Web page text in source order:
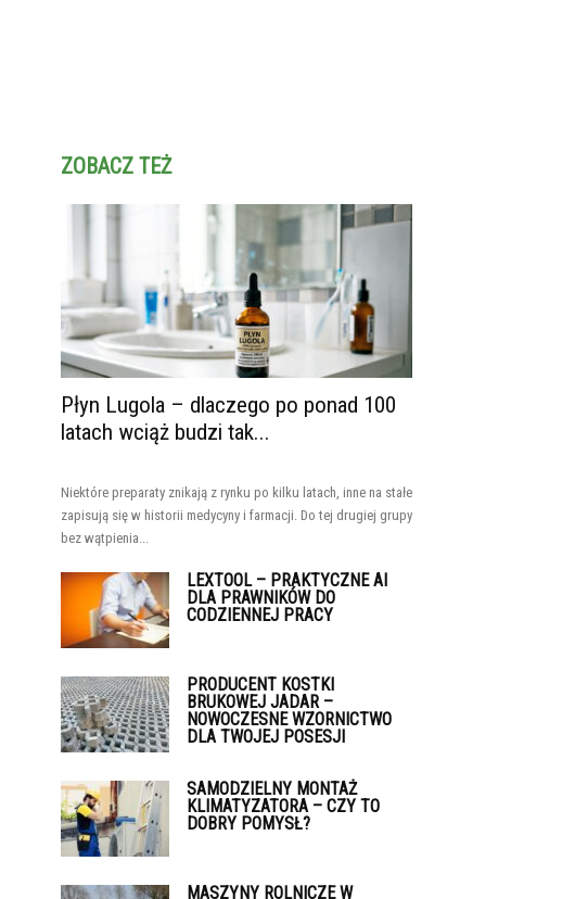
ZOBACZ TEŻ
Płyn Lugola – dlaczego po ponad 100
latach wciąż budzi tak...
Niektóre preparaty znikają z rynku po kilku latach, inne na stałe
zapisują się w historii medycyny i farmacji. Do tej drugiej grupy
bez wątpienia...
LEXTOOL – PRAKTYCZNE AI
DLA PRAWNIKÓW DO
CODZIENNEJ PRACY
PRODUCENT KOSTKI
BRUKOWEJ JADAR –
NOWOCZESNE WZORNICTWO
DLA TWOJEJ POSESJI
SAMODZIELNY MONTAŻ
KLIMATYZATORA – CZY TO
DOBRY POMYSŁ?
MASZYNY ROLNICZE W